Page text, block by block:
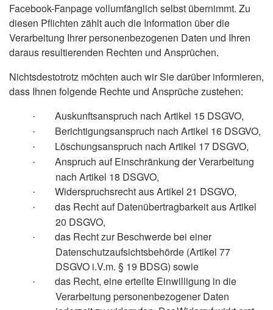
Facebook-Fanpage vollumfänglich selbst übernimmt. Zu
diesen Pflichten zählt auch die Information über die
Verarbeitung Ihrer personenbezogenen Daten und Ihren
daraus resultierenden Rechten und Ansprüchen.
Nichtsdestotrotz möchten auch wir Sie darüber informieren,
dass Ihnen folgende Rechte und Ansprüche zustehen:
· Auskunftsanspruch nach Artikel 15 DSGVO,
· Berichtigungsanspruch nach Artikel 16 DSGVO,
· Löschungsanspruch nach Artikel 17 DSGVO,
·
Anspruch auf Einschränkung der Verarbeitung
nach Artikel 18 DSGVO,
· Widerspruchsrecht aus Artikel 21 DSGVO,
·
das Recht auf Datenübertragbarkeit aus Artikel
20 DSGVO,
·
das Recht zur Beschwerde bei einer
Datenschutzaufsichtsbehörde (Artikel 77
DSGVO i.V.m. § 19 BDSG) sowie
·
das Recht, eine erteilte Einwilligung in die
Verarbeitung personenbezogener Daten